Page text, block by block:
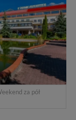
za pół